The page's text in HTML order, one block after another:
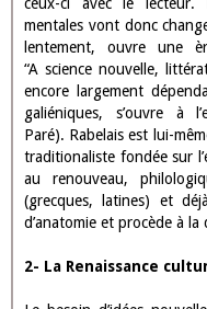
Quel passage de
OBJET D’ÉTUDE :
Vers un espace culturel
La Renaissance française